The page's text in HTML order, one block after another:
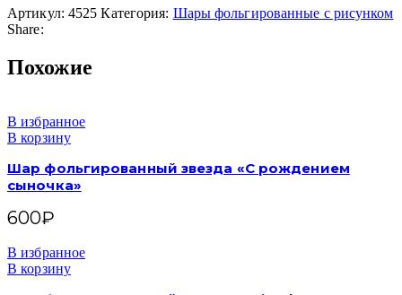
Артикул: 4525Категория: Шары фольгированные с рисунком
Share:
Похожие
В избранное
В корзину
Шар фольгированный звезда «С рождением
сыночка»
600₽
В избранное
В корзину